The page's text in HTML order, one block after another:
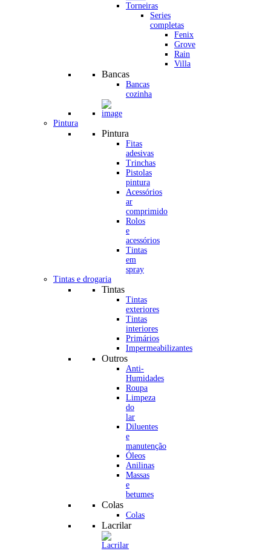
Torneiras
Series
completas
Fenix
Grove
Rain
Villa
Bancas
Bancas
cozinha
Pintura
Pintura
Fitas
adesivas
Trinchas
Pistolas
pintura
Acessórios
ar
comprimido
Rolos
e
acessórios
Tintas
em
spray
Tintas e drogaria
Tintas
Tintas
exteriores
Tintas
interiores
Primários
Impermeabilizantes
Outros
Anti-
Humidades
Roupa
Limpeza
do
lar
Diluentes
e
manutenção
Óleos
Anilinas
Massas
e
betumes
Colas
Colas
Lacrilar